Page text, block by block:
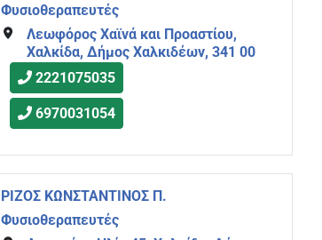
Φυσιοθεραπευτές
Λεωφόρος Χαϊνά και Προαστίου,
Χαλκίδα, Δήμος Χαλκιδέων, 341 00
2221075035
6970031054
ΡΙΖΟΣ ΚΩΝΣΤΑΝΤΙΝΟΣ Π.
Φυσιοθεραπευτές